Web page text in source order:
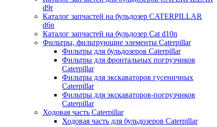
d9r
Каталог запчастей на бульдозер CATERPILLAR
d6n
Каталог запчастей на бульдозер Сat d10n
Фильтры, фильтрующие элементы Caterpillar
Фильтры для бульдозеров Caterpillar
Фильтры для фронтальных погрузчиков
Caterpillar
Фильтры для экскаваторов гусеничных
Caterpillar
Фильтры для экскаваторов-погрузчиков
Caterpillar
Ходовая часть Caterpillar
Ходовая часть для бульдозеров Caterpillar